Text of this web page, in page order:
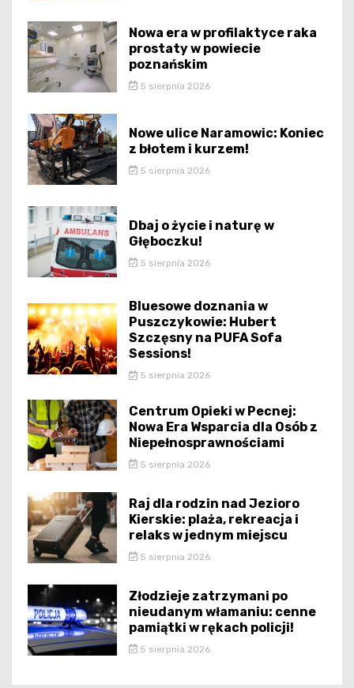
Nowa era w profilaktyce raka
prostaty w powiecie
poznańskim
5 sierpnia 2026
Nowe ulice Naramowic: Koniec
z błotem i kurzem!
5 sierpnia 2026
Dbaj o życie i naturę w
Głęboczku!
5 sierpnia 2026
Bluesowe doznania w
Puszczykowie: Hubert
Szczęsny na PUFA Sofa
Sessions!
5 sierpnia 2026
Centrum Opieki w Pecnej:
Nowa Era Wsparcia dla Osób z
Niepełnosprawnościami
5 sierpnia 2026
Raj dla rodzin nad Jezioro
Kierskie: plaża, rekreacja i
relaks w jednym miejscu
5 sierpnia 2026
Złodzieje zatrzymani po
nieudanym włamaniu: cenne
pamiątki w rękach policji!
5 sierpnia 2026